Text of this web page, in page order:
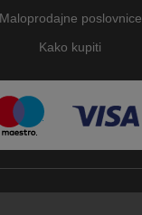
Maloprodajne poslovnice
Kako kupiti